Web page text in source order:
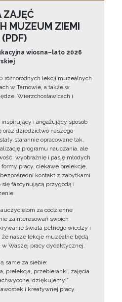
ZAJĘĆ
MUZEUM ZIEMI
wiosna–lato 2026
różnorodnych lekcji muzealnych
w Tarnowie, a także w
Wierzchosławicach i
inspirujący i angażujący sposób
dziedzictwo naszego
starannie opracowane tak,
programu nauczania, ale
wyobraźnię i pasję młodych
pracy, ciekawe prelekcje,
kontakt z zabytkami
się fascynującą przygodą i
za codzienne
zainteresowań swoich
świata pełnego wiedzy i
nasze lekcje muzealne będą
Waszej pracy dydaktycznej.
same za siebie:
prelekcja, przebieranki, zajęcia
dziękujemy!”
i kreatywnej pracy.